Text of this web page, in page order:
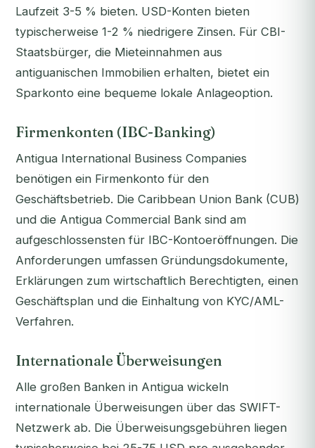
Laufzeit 3-5 % bieten. USD-Konten bieten
typischerweise 1-2 % niedrigere Zinsen. Für CBI-
Staatsbürger, die Mieteinnahmen aus
antiguanischen Immobilien erhalten, bietet ein
Sparkonto eine bequeme lokale Anlageoption.
Firmenkonten (IBC-Banking)
Antigua International Business Companies
benötigen ein Firmenkonto für den
Geschäftsbetrieb. Die Caribbean Union Bank (CUB)
und die Antigua Commercial Bank sind am
aufgeschlossensten für IBC-Kontoeröffnungen. Die
Anforderungen umfassen Gründungsdokumente,
Erklärungen zum wirtschaftlich Berechtigten, einen
Geschäftsplan und die Einhaltung von KYC/AML-
Verfahren.
Internationale Überweisungen
Alle großen Banken in Antigua wickeln
internationale Überweisungen über das SWIFT-
Netzwerk ab. Die Überweisungsgebühren liegen